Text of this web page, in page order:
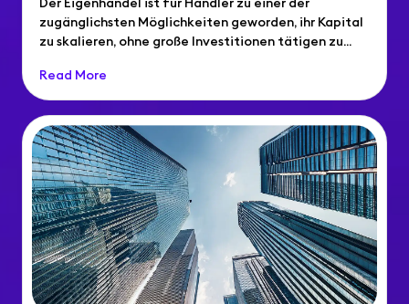
zugänglichsten Möglichkeiten geworden, ihr Kapital
zu skalieren, ohne große Investitionen tätigen zu...
Read More